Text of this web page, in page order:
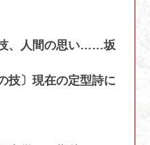
、人間の思い……坂
技〕現在の定型詩に